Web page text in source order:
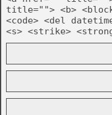
title=""> <b>
<code> <del
<s> <strike>